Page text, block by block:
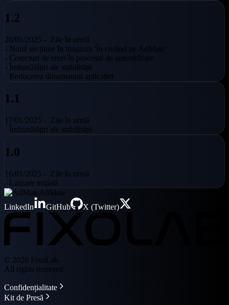
1.2
20/01/2025 - Zile în urmă
- Nouă secțiune în magazin 'În curând pe AdMate'
- Corecturi de erori în procesul de autentificare
- Îmbunătățiri ale stabilității
- Reducerea dimensiunii aplicației
1.1
17/01/2025 - Zile în urmă
- Îmbunătățiri ale stabilității
1.0
16/01/2025 - Zile în urmă
- Lansare inițială
AdMate
LinkedIn
GitHub X (Twitter)
© 2026 FixoLab.
All rights reserved.
Confidențialitate
Kit de Presă